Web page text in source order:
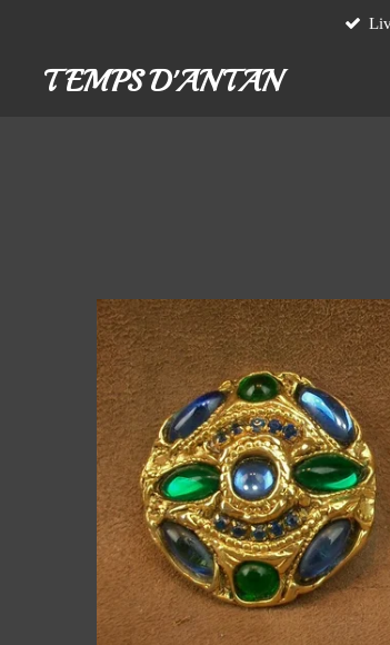
contenuTEMPS D'ANTAN